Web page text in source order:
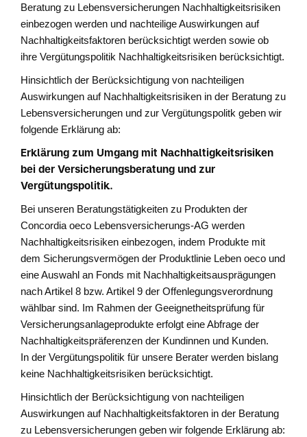
Beratung zu Lebensversicherungen Nachhaltigkeitsrisiken
einbezogen werden und nachteilige Auswirkungen auf
Nachhaltigkeitsfaktoren berücksichtigt werden sowie ob
ihre Vergütungspolitik Nachhaltigkeitsrisiken berücksichtigt.
Hinsichtlich der Berücksichtigung von nachteiligen
Auswirkungen auf Nachhaltigkeitsrisiken in der Beratung zu
Lebensversicherungen und zur Vergütungspolitk geben wir
folgende Erklärung ab:
Erklärung zum Umgang mit Nachhaltigkeitsrisiken
bei der Versicherungsberatung und zur
Vergütungspolitik.
Bei unseren Beratungstätigkeiten zu Produkten der
Concordia oeco Lebensversicherungs-AG werden
Nachhaltigkeitsrisiken einbezogen, indem Produkte mit
dem Sicherungsvermögen der Produktlinie Leben oeco und
eine Auswahl an Fonds mit Nachhaltigkeitsausprägungen
nach Artikel 8 bzw. Artikel 9 der Offenlegungsverordnung
wählbar sind. Im Rahmen der Geeignetheitsprüfung für
Versicherungsanlageprodukte erfolgt eine Abfrage der
Nachhaltigkeitspräferenzen der Kundinnen und Kunden.
In der Vergütungspolitik für unsere Berater werden bislang
keine Nachhaltigkeitsrisiken berücksichtigt.
Hinsichtlich der Berücksichtigung von nachteiligen
Auswirkungen auf Nachhaltigkeitsfaktoren in der Beratung
zu Lebensversicherungen geben wir folgende Erklärung ab: